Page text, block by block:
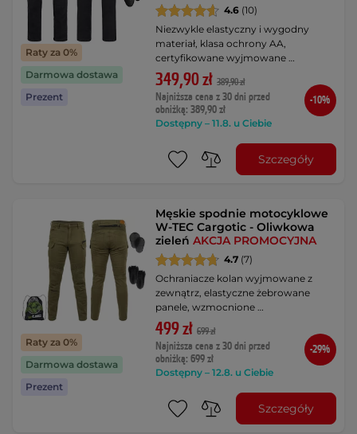
Raty za 0%
Darmowa dostawa
Prezent
4.6 (10)
Niezwykle elastyczny i wygodny
materiał, klasa ochrony AA,
certyfikowane wyjmowane …
349,90 zł 389,90 zł
Najniższa cena z 30 dni przed
obniżką: 389,90 zł
Dostępny – 11.8. u Ciebie
-10%
Szczegóły
Raty za 0%
Darmowa dostawa
Prezent
Męskie spodnie motocyklowe
W-TEC Cargotic - Oliwkowa
zieleńAKCJA PROMOCYJNA
4.7 (7)
Ochraniacze kolan wyjmowane z
zewnątrz, elastyczne żebrowane
panele, wzmocnione …
499 zł 699 zł
Najniższa cena z 30 dni przed
obniżką: 699 zł
Dostępny – 12.8. u Ciebie
-29%
Szczegóły